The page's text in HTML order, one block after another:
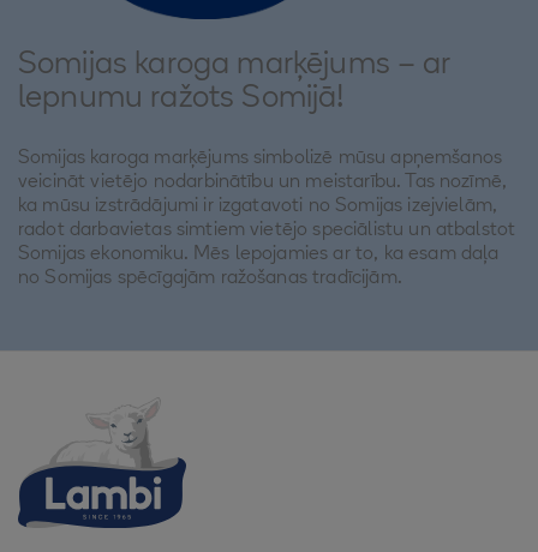
Somijas karoga marķējums – ar
lepnumu ražots Somijā!
Somijas karoga marķējums simbolizē mūsu apņemšanos
veicināt vietējo nodarbinātību un meistarību. Tas nozīmē,
ka mūsu izstrādājumi ir izgatavoti no Somijas izejvielām,
radot darbavietas simtiem vietējo speciālistu un atbalstot
Somijas ekonomiku. Mēs lepojamies ar to, ka esam daļa
no Somijas spēcīgajām ražošanas tradīcijām.